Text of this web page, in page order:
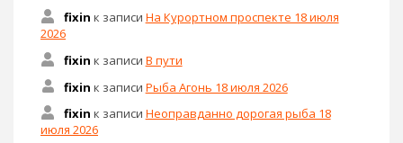
fixin к записи На Курортном проспекте 18 июля
2026
fixin к записи В пути
fixin к записи Рыба Агонь 18 июля 2026
fixin к записи Неоправданно дорогая рыба 18
июля 2026